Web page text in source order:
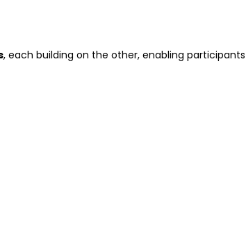
, each building on the other, enabling participants